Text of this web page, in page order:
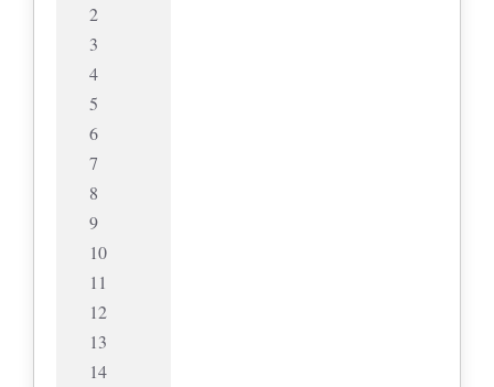
2
3
4
5
6
7
8
9
10
11
12
13
14